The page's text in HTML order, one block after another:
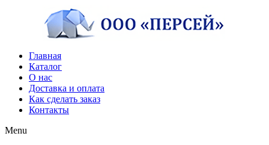
содержимому
Главная
Каталог
О нас
Доставка и оплата
Как сделать заказ
Контакты
Menu